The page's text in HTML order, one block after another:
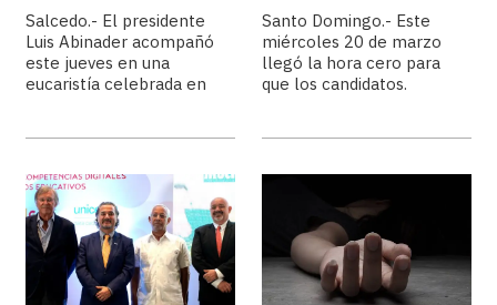
Salcedo.- El presidente
Luis Abinader acompañó
este jueves en una
eucaristía celebrada en
Santo Domingo.- Este
miércoles 20 de marzo
llegó la hora cero para
que los candidatos.